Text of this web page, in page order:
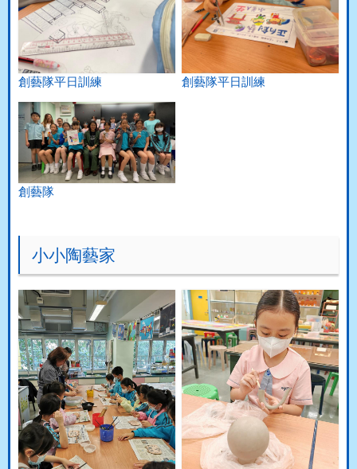
創藝隊平日訓練 創藝隊平日訓練
創藝隊
小小陶藝家